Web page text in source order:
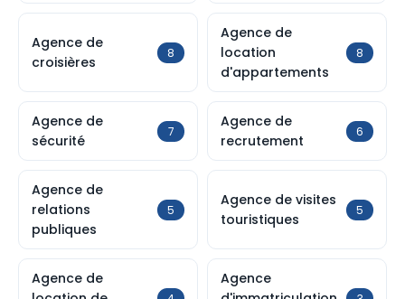
Agence de
croisières
8
Agence de
location
d'appartements
8
Agence de
sécurité
7
Agence de
recrutement
6
Agence de
relations
publiques
5
Agence de visites
touristiques
5
Agence de
Agence